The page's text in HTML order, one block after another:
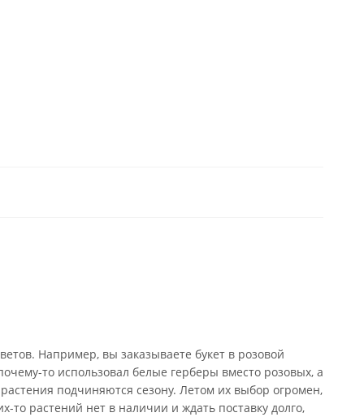
Например, вы заказываете букет в розовой
то использовал белые герберы вместо розовых, а
подчиняются сезону. Летом их выбор огромен,
то растений нет в наличии и ждать поставку долго,